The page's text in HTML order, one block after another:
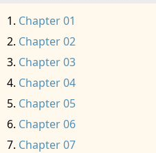
Chapter 01
Chapter 02
Chapter 03
Chapter 04
Chapter 05
Chapter 06
Chapter 07